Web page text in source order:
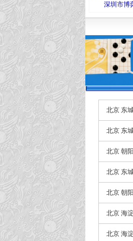
深圳市博
北京 东
北京 东
北京 朝
北京 东
北京 朝
北京 海
北京 海